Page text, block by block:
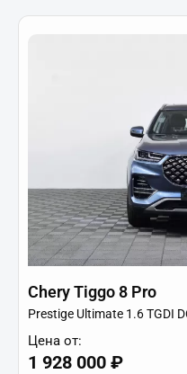
Chery Tiggo 8 Pro
Prestige Ultimate 1.6 TGDI
Цена от:
1 928 000 ₽